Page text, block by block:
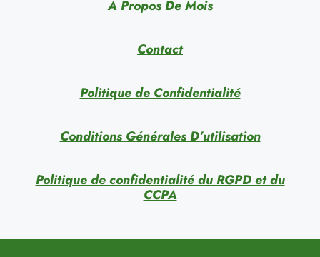
À Propos De Mois
Contact
Politique de Confidentialité
Conditions Générales D’utilisation
Politique de confidentialité du RGPD et du
CCPA